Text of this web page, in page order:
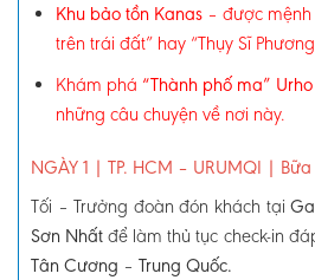
Khu bảo tồn Kanas – được mệnh
trên trái đất” hay “Thụy Sĩ
Khám phá “Thành phố ma” Urho
những câu chuyện về nơi này.
NGÀY 1 | TP. HCM – URUMQI |
Tối –Trưởng đoàn đón khách tại
Sơn Nhất để làm thủ tục check-in
Tân Cương – Trung Quốc.